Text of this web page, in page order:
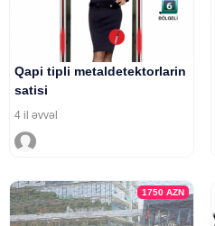
Qapi tipli metaldetektorlarin
satisi
4 il əvvəl
1750AZN